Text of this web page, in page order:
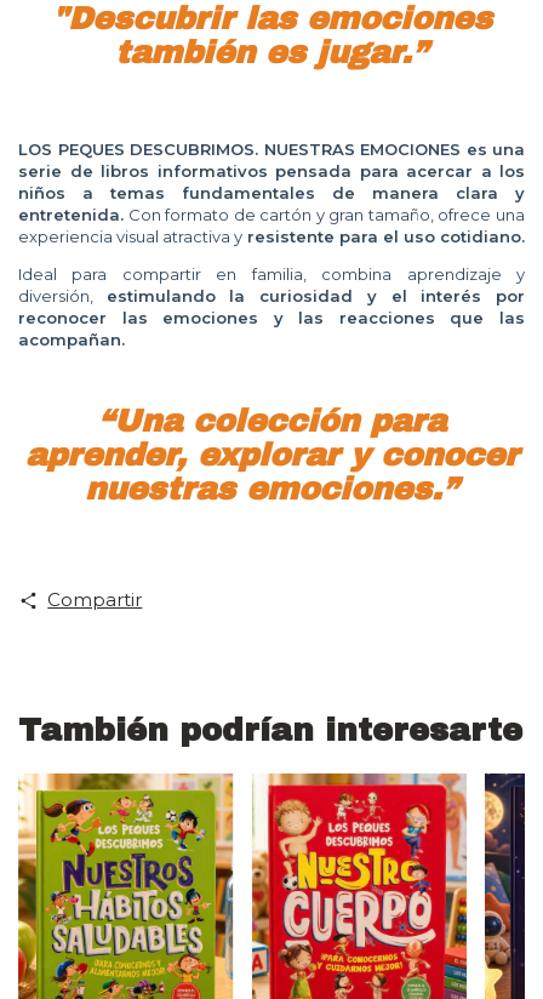
"Descubrir las emociones
también es jugar.”
LOS PEQUES DESCUBRIMOS. NUESTRAS EMOCIONES es una
serie de libros informativos pensada para acercar a los
niños a temas fundamentales de manera clara y
entretenida. Con formato de cartón y gran tamaño, ofrece una
experiencia visual atractiva y resistente para el uso cotidiano.
Ideal para compartir en familia, combina aprendizaje y
diversión, estimulando la curiosidad y el interés por
reconocer las emociones y las reacciones que las
acompañan.
“Una colección para
aprender, explorar y conocer
nuestras emociones.”
Compartir
También podrían interesarte